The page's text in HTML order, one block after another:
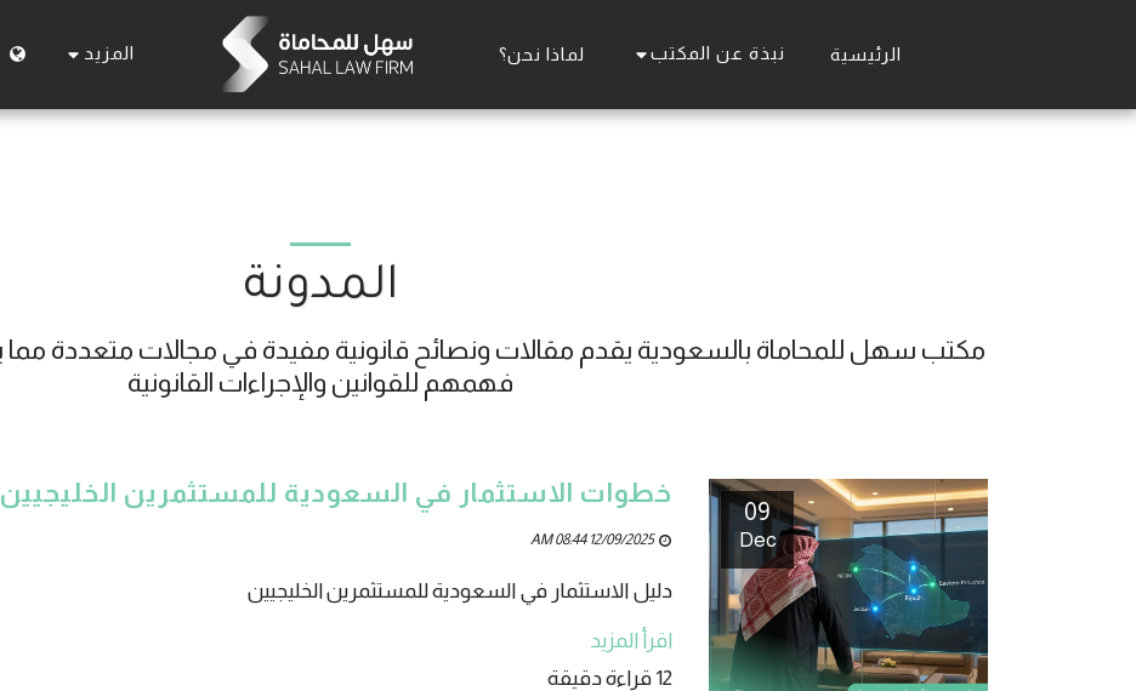
الرئيسية نبذة عن المكتب لماذا نحن؟ المزيد
المدونة
فهمهم للقوانين والإجراءات القانونية
09
Dec
خطوات الاستثمار في السعودية للمستثمرين الخليجيين
12/09/2025 08:44 AM
دليل الاستثمار في السعودية للمستثمرين الخليجيين
اقرأ المزيد
12 قراءة دقيقة